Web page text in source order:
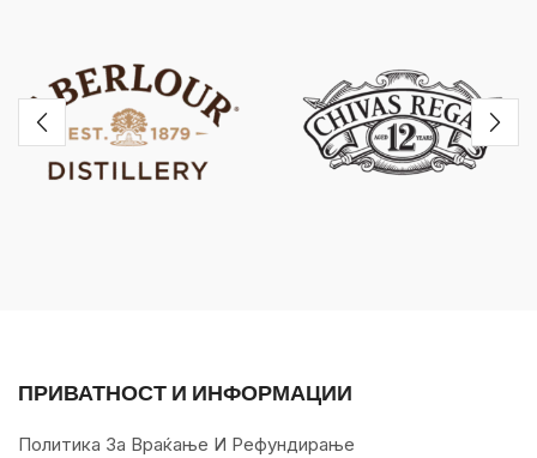
ПРИВАТНОСТ И ИНФОРМАЦИИ
Политика За Враќање И Рефундирање